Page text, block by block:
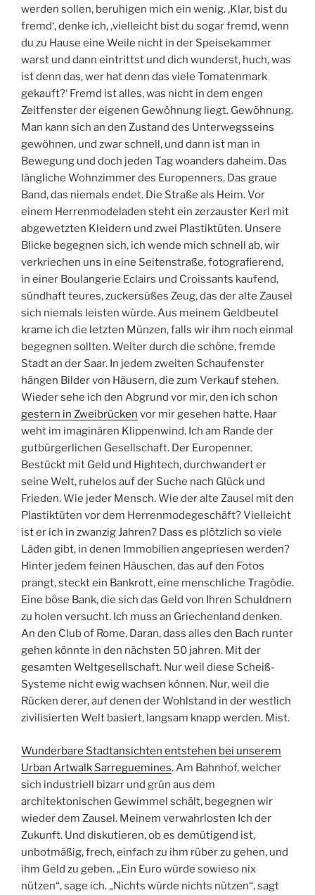
werden sollen, beruhigen mich ein wenig. ‚Klar, bist du
fremd‘, denke ich, ‚vielleicht bist du sogar fremd, wenn
du zu Hause eine Weile nicht in der Speisekammer
warst und dann eintrittst und dich wunderst, huch, was
ist denn das, wer hat denn das viele Tomatenmark
gekauft?‘ Fremd ist alles, was nicht in dem engen
Zeitfenster der eigenen Gewöhnung liegt. Gewöhnung.
Man kann sich an den Zustand des Unterwegsseins
gewöhnen, und zwar schnell, und dann ist man in
Bewegung und doch jeden Tag woanders daheim. Das
längliche Wohnzimmer des Europenners. Das graue
Band, das niemals endet. Die Straße als Heim. Vor
einem Herrenmodeladen steht ein zerzauster Kerl mit
abgewetzten Kleidern und zwei Plastiktüten. Unsere
Blicke begegnen sich, ich wende mich schnell ab, wir
verkriechen uns in eine Seitenstraße, fotografierend,
in einer Boulangerie Eclairs und Croissants kaufend,
sündhaft teures, zuckersüßes Zeug, das der alte Zausel
sich niemals leisten würde. Aus meinem Geldbeutel
krame ich die letzten Münzen, falls wir ihm noch einmal
begegnen sollten. Weiter durch die schöne, fremde
Stadt an der Saar. In jedem zweiten Schaufenster
hängen Bilder von Häusern, die zum Verkauf stehen.
Wieder sehe ich den Abgrund vor mir, den ich schon
gestern in Zweibrücken vor mir gesehen hatte. Haar
weht im imaginären Klippenwind. Ich am Rande der
gutbürgerlichen Gesellschaft. Der Europenner.
Bestückt mit Geld und Hightech, durchwandert er
seine Welt, ruhelos auf der Suche nach Glück und
Frieden. Wie jeder Mensch. Wie der alte Zausel mit den
Plastiktüten vor dem Herrenmodegeschäft? Vielleicht
ist er ich in zwanzig Jahren? Dass es plötzlich so viele
Läden gibt, in denen Immobilien angepriesen werden?
Hinter jedem feinen Häuschen, das auf den Fotos
prangt, steckt ein Bankrott, eine menschliche Tragödie.
Eine böse Bank, die sich das Geld von Ihren Schuldnern
zu holen versucht. Ich muss an Griechenland denken.
An den Club of Rome. Daran, dass alles den Bach runter
gehen könnte in den nächsten 50 jahren. Mit der
gesamten Weltgesellschaft. Nur weil diese Scheiß-
Systeme nicht ewig wachsen können. Nur, weil die
Rücken derer, auf denen der Wohlstand in der westlich
zivilisierten Welt basiert, langsam knapp werden. Mist.
Wunderbare Stadtansichten entstehen bei unserem
Urban Artwalk Sarreguemines. Am Bahnhof, welcher
sich industriell bizarr und grün aus dem
architektonischen Gewimmel schält, begegnen wir
wieder dem Zausel. Meinem verwahrlosten Ich der
Zukunft. Und diskutieren, ob es demütigend ist,
unbotmäßig, frech, einfach zu ihm rüber zu gehen, und
ihm Geld zu geben. „Ein Euro würde sowieso nix
nützen“, sage ich. „Nichts würde nichts nützen“, sagt